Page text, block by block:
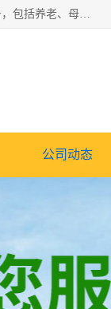
深圳市柏林家政有限公司是一家服务于深圳市民的专业家政公司。致力于为客户提供高质量、多维度的家庭服务，包括养老、母婴、月嫂育婴早教、康复理疗、家电清洗和保洁等方面的专业服务。
公司动态